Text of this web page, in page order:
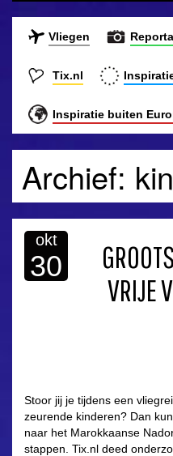
Vliegen
Tix.nl
Inspiratie buiten
Archief:
okt
30
VRIJE
Stoor jij je tijdens een
zeurende kinderen? Dan
naar het Marokkaanse
stappen. Tix.nl deed